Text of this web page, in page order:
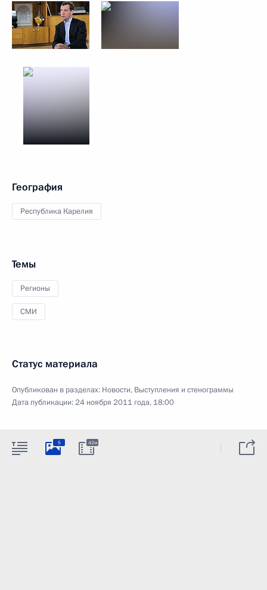
География
Республика Карелия
Темы
Регионы
СМИ
Статус материала
Опубликован в разделах: Новости, Выступления и стенограммы
Дата публикации:24 ноября 2011 года, 18:00
5 42м